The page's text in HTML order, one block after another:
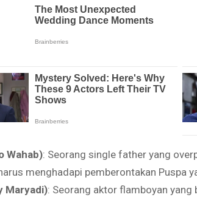
Wahab): Seorang single father yang
menghadapi pemberontakan Puspa
Maryadi): Seorang aktor flamboyan yang